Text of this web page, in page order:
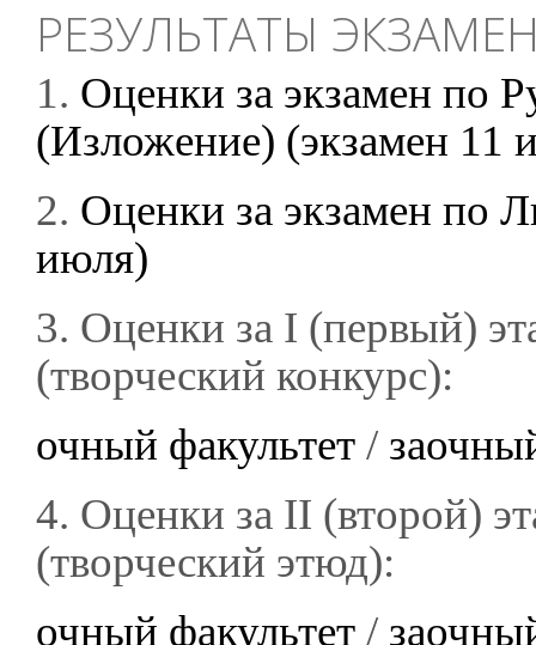
РЕЗУЛЬТАТЫ
1. Оценки за экзамен по
(Изложение) (экзамен 11
2. Оценки за экзамен по
июля)
3. Оценки за I (первый)
(творческий конкурс):
очный факультет/
4. Оценки за II (второй)
(творческий этюд):
очный факультет/